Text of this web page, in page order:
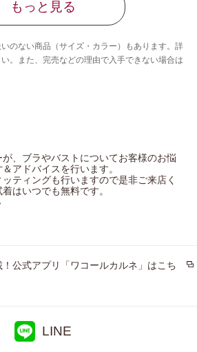
もっと見る
のない商品（サイズ・カラー）もあります。詳
。また、完売などの理由で入手できない場合は
、ブラやバストについてお客様のお悩
アドバイスを行います。
ティングも行いますので是非ご来店く
はいつでも無料です。
公式アプリ「ワコールカルネ」はこち
LINE